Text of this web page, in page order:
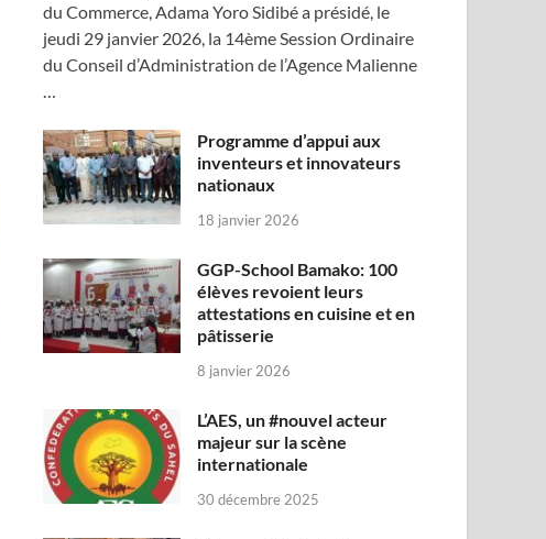
du Commerce, Adama Yoro Sidibé a présidé, le
jeudi 29 janvier 2026, la 14ème Session Ordinaire
du Conseil d’Administration de l’Agence Malienne
…
Programme d’appui aux
inventeurs et innovateurs
nationaux
18 janvier 2026
GGP-School Bamako: 100
élèves revoient leurs
attestations en cuisine et en
pâtisserie
8 janvier 2026
L’AES, un #nouvel acteur
majeur sur la scène
internationale
30 décembre 2025